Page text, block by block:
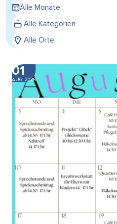
Alle Monate
Alle Kategorien
Alle Orte
01
AUG. 2026